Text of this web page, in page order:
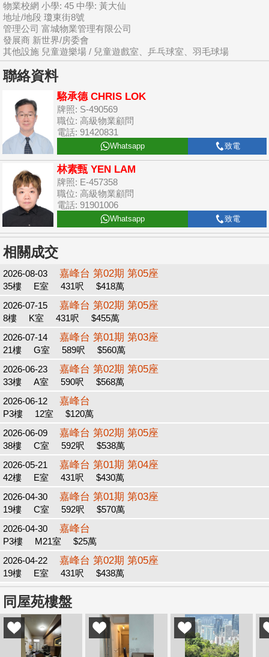
物業校網 小學: 45 中學: 黃大仙
地址/地段 瓊東街8號
管理公司 富城物業管理有限公司
發展商 新世界/房委會
其他設施 兒童遊樂場 / 兒童遊戲室、乒乓球室、羽毛球場
聯絡資料
駱承德 CHRIS LOK
牌照: S-490569
職位: 高級物業顧問
電話: 91420831
Whatsapp 致電
林素甄 YEN LAM
牌照: E-457358
職位: 高級物業顧問
電話: 91901006
Whatsapp 致電
相關成交
2026-08-03 嘉峰台 第02期 第05座
35樓 E室 431呎
$418萬
2026-07-15
嘉峰台 第02期 第05座
8樓 K室 431呎
$455萬
2026-07-14
嘉峰台 第01期 第03座
21樓 G室 589呎
$560萬
2026-06-23
嘉峰台 第02期 第05座
33樓 A室 590呎
$568萬
2026-06-12
嘉峰台
P3樓 12室
$120萬
2026-06-09
嘉峰台 第02期 第05座
38樓 C室 592呎
$538萬
2026-05-21
嘉峰台 第01期 第04座
42樓 E室 431呎
$430萬
2026-04-30
嘉峰台 第01期 第03座
19樓 C室 592呎
$570萬
2026-04-30
嘉峰台
P3樓 M21室
$25萬
2026-04-22
嘉峰台 第02期 第05座
19樓 E室 431呎 $438萬
同屋苑樓盤